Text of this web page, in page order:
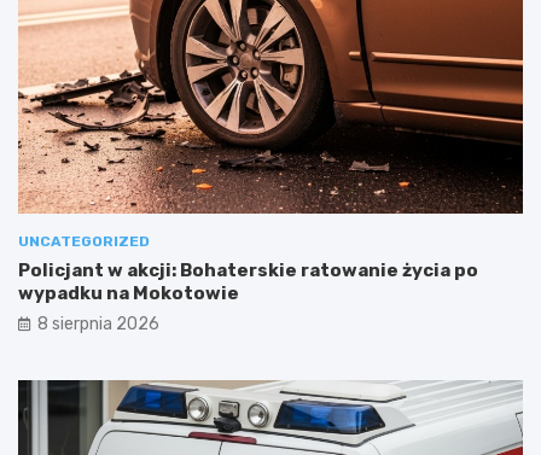
UNCATEGORIZED
Policjant w akcji: Bohaterskie ratowanie życia po
wypadku na Mokotowie
8 sierpnia 2026